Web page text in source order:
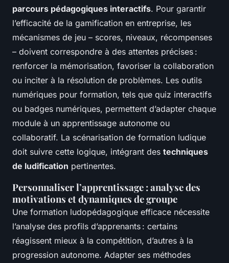
parcours pédagogiques interactifs. Pour garantir
l’efficacité de la gamification en entreprise, les
mécanismes de jeu – scores, niveaux, récompenses
– doivent correspondre à des attentes précises :
renforcer la mémorisation, favoriser la collaboration
ou inciter à la résolution de problèmes. Les outils
numériques pour formation, tels que quiz interactifs
ou badges numériques, permettent d’adapter chaque
module à un apprentissage autonome ou
collaboratif. La scénarisation de formation ludique
doit suivre cette logique, intégrant des techniques
de ludification pertinentes.
Personnaliser l’apprentissage : analyse des
motivations et dynamiques de groupe
Une formation ludopédagogique efficace nécessite
l’analyse des profils d’apprenants : certains
réagissent mieux à la compétition, d’autres à la
progression autonome. Adapter ses méthodes